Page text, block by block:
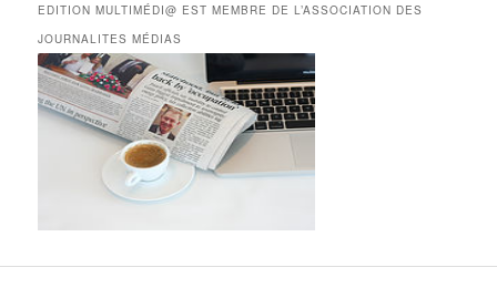
EDITION MULTIMÉDI@ EST MEMBRE DE L’ASSOCIATION DES
JOURNALITES MÉDIAS